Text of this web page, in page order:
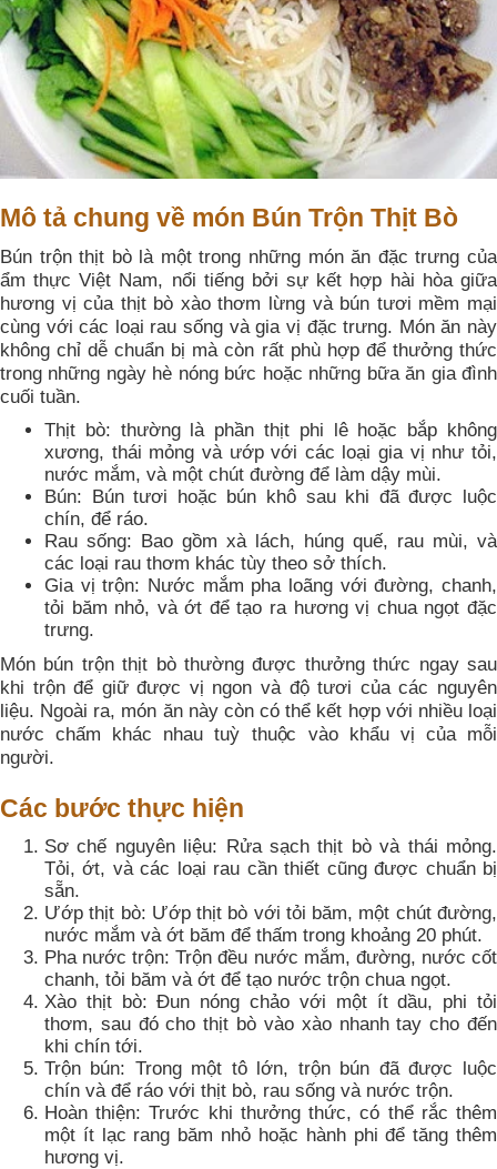
Mô tả chung về món Bún Trộn Thịt Bò
Bún trộn thịt bò là một trong những món ăn đặc trưng của
ẩm thực Việt Nam, nổi tiếng bởi sự kết hợp hài hòa giữa
hương vị của thịt bò xào thơm lừng và bún tươi mềm mại
cùng với các loại rau sống và gia vị đặc trưng. Món ăn này
không chỉ dễ chuẩn bị mà còn rất phù hợp để thưởng thức
trong những ngày hè nóng bức hoặc những bữa ăn gia đình
cuối tuần.
Thịt bò: thường là phần thịt phi lê hoặc bắp không
xương, thái mỏng và ướp với các loại gia vị như tỏi,
nước mắm, và một chút đường để làm dậy mùi.
Bún: Bún tươi hoặc bún khô sau khi đã được luộc
chín, để ráo.
Rau sống: Bao gồm xà lách, húng quế, rau mùi, và
các loại rau thơm khác tùy theo sở thích.
Gia vị trộn: Nước mắm pha loãng với đường, chanh,
tỏi băm nhỏ, và ớt để tạo ra hương vị chua ngọt đặc
trưng.
Món bún trộn thịt bò thường được thưởng thức ngay sau
khi trộn để giữ được vị ngon và độ tươi của các nguyên
liệu. Ngoài ra, món ăn này còn có thể kết hợp với nhiều loại
nước chấm khác nhau tuỳ thuộc vào khẩu vị của mỗi
người.
Các bước thực hiện
Sơ chế nguyên liệu: Rửa sạch thịt bò và thái mỏng.
Tỏi, ớt, và các loại rau cần thiết cũng được chuẩn bị
sẵn.
Ướp thịt bò: Ướp thịt bò với tỏi băm, một chút đường,
nước mắm và ớt băm để thấm trong khoảng 20 phút.
Pha nước trộn: Trộn đều nước mắm, đường, nước cốt
chanh, tỏi băm và ớt để tạo nước trộn chua ngọt.
Xào thịt bò: Đun nóng chảo với một ít dầu, phi tỏi
thơm, sau đó cho thịt bò vào xào nhanh tay cho đến
khi chín tới.
Trộn bún: Trong một tô lớn, trộn bún đã được luộc
chín và để ráo với thịt bò, rau sống và nước trộn.
Hoàn thiện: Trước khi thưởng thức, có thể rắc thêm
một ít lạc rang băm nhỏ hoặc hành phi để tăng thêm
hương vị.